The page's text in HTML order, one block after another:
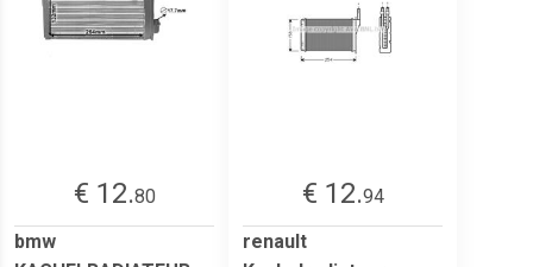
€ 12.80
bmw
€ 12.94
renault